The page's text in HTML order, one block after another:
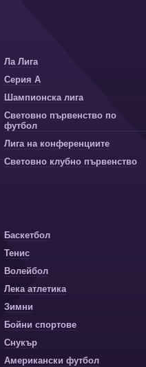
Ла Лига
Серия А
Шампионска лига
Световно първенство по
футбол
Лига на конференциите
Световно клубно първенство
Баскетбол
Тенис
Волейбол
Лека атлетика
Зимни
Бойни спортове
Снукър
Американски футбол